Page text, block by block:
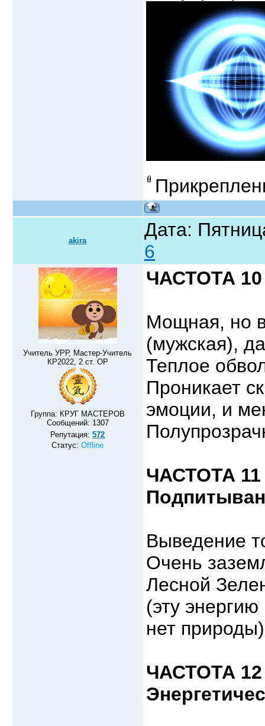
akira
Дата:
6
Учитель УРР, Мастер-Учитель
КР2022, 2 ст. ОР
Группа: КРУГ МАСТЕРОВ
Сообщений: 1307
Репутация:572
Статус:Offline
ЧАСТОТА 10
Мощная, но
(мужская),
Теплое
Проникает
эмоции, и
ЧАСТОТА 11
Выведение
Очень
Лесной
(эту
нет природы)
ЧАСТОТА 12